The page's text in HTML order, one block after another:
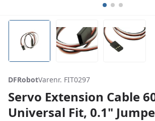
DFRobotVarenr. FIT0297
Servo Extension Cable
Universal Fit, 0.1"